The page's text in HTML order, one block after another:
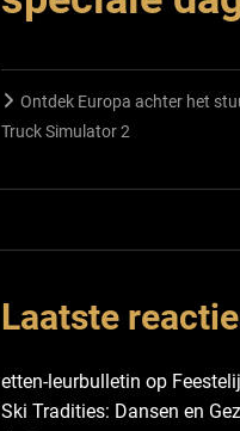
Ontdek Europa achter het
Truck Simulator 2
Laatste
etten-leurbulletin op
Ski Tradities: Dansen en